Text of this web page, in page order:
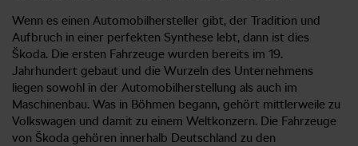
Wenn es einen Automobilhersteller gibt, der Tradition und
Aufbruch in einer perfekten Synthese lebt, dann ist dies
Škoda. Die ersten Fahrzeuge wurden bereits im 19.
Jahrhundert gebaut und die Wurzeln des Unternehmens
liegen sowohl in der Automobilherstellung als auch im
Maschinenbau. Was in Böhmen begann, gehört mittlerweile zu
Volkswagen und damit zu einem Weltkonzern. Die Fahrzeuge
von Škoda gehören innerhalb Deutschland zu den